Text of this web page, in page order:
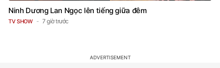
Ninh Dương Lan Ngọc lên tiếng giữa đêm
TV SHOW 7 giờ trước